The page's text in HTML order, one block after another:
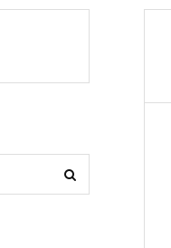
Tìm